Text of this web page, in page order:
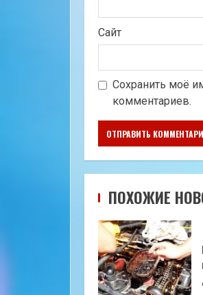
Сайт
Сохранить моё
комментариев.
ПОХОЖИЕ